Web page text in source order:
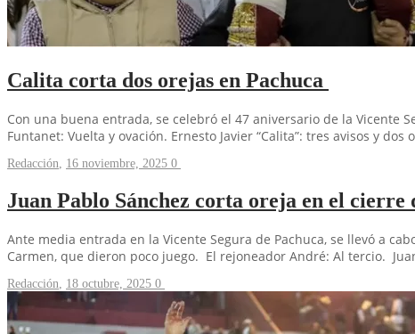
Calita corta dos orejas en Pachuca
Con una buena entrada, se celebró el 47 aniversario de la Vicente
Funtanet: Vuelta y ovación. Ernesto Javier “Calita”: tres avisos y dos
Redacción, 16 noviembre, 2025 0
Juan Pablo Sánchez corta oreja en el cierre
Ante media entrada en la Vicente Segura de Pachuca, se llevó a
Carmen, que dieron poco juego. El rejoneador André: Al tercio.
Redacción 18 octubre, 2025 0